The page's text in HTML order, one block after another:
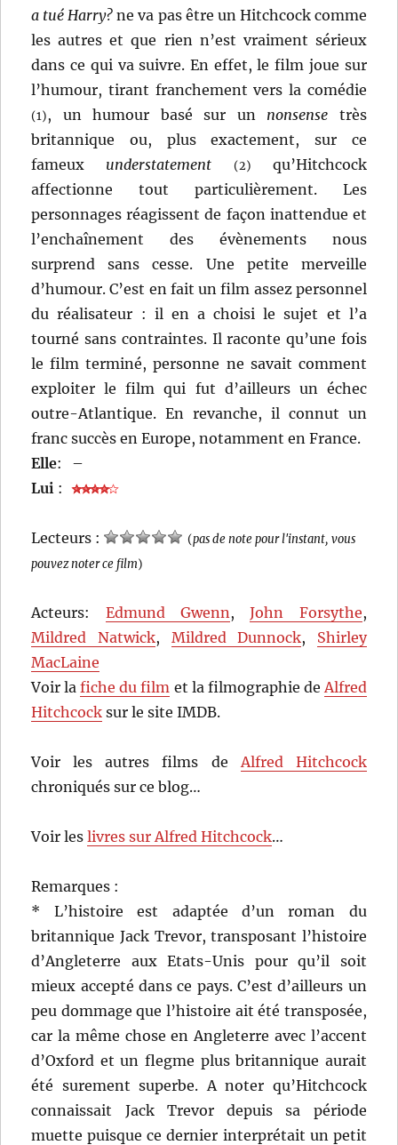
a tué Harry? ne va pas être un Hitchcock comme
les autres et que rien n’est vraiment sérieux
dans ce qui va suivre. En effet, le film joue sur
l’humour, tirant franchement vers la comédie
(1), un humour basé sur un nonsense très
britannique ou, plus exactement, sur ce
fameux understatement (2)
qu’Hitchcock
affectionne tout particulièrement. Les
personnages réagissent de façon inattendue et
l’enchaînement des évènements nous
surprend sans cesse. Une petite merveille
d’humour. C’est en fait un film assez personnel
du réalisateur : il en a choisi le sujet et l’a
tourné sans contraintes. Il raconte qu’une fois
le film terminé, personne ne savait comment
exploiter le film qui fut d’ailleurs un échec
outre-Atlantique. En revanche, il connut un
franc succès en Europe, notamment en France.
Elle:
–
Lui :
Lecteurs : (pas de note pour l'instant, vous
pouvez noter ce film)
Acteurs: Edmund Gwenn ,John Forsythe,
Mildred Natwick, Mildred Dunnock, Shirley
MacLaine
Voir lafiche du film et la filmographie de Alfred
Hitchcock sur le site IMDB.
Voir les autres films de Alfred Hitchcock
chroniqués sur ce blog…
Voir leslivres sur Alfred Hitchcock…
Remarques :
* L’histoire est adaptée d’un roman du
britannique Jack Trevor, transposant l’histoire
d’Angleterre aux Etats-Unis pour qu’il soit
mieux accepté dans ce pays. C’est d’ailleurs un
peu dommage que l’histoire ait été transposée,
car la même chose en Angleterre avec l’accent
d’Oxford et un flegme plus britannique aurait
été surement superbe. A noter qu’Hitchcock
connaissait Jack Trevor depuis sa période
muette puisque ce dernier interprétait un petit